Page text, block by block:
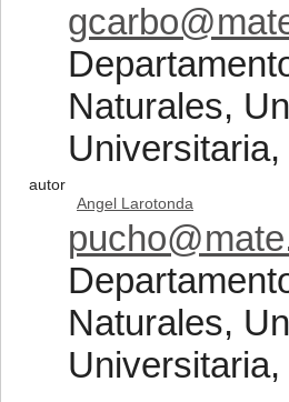
Naturales,
autor
Angel Larotonda
Naturales,